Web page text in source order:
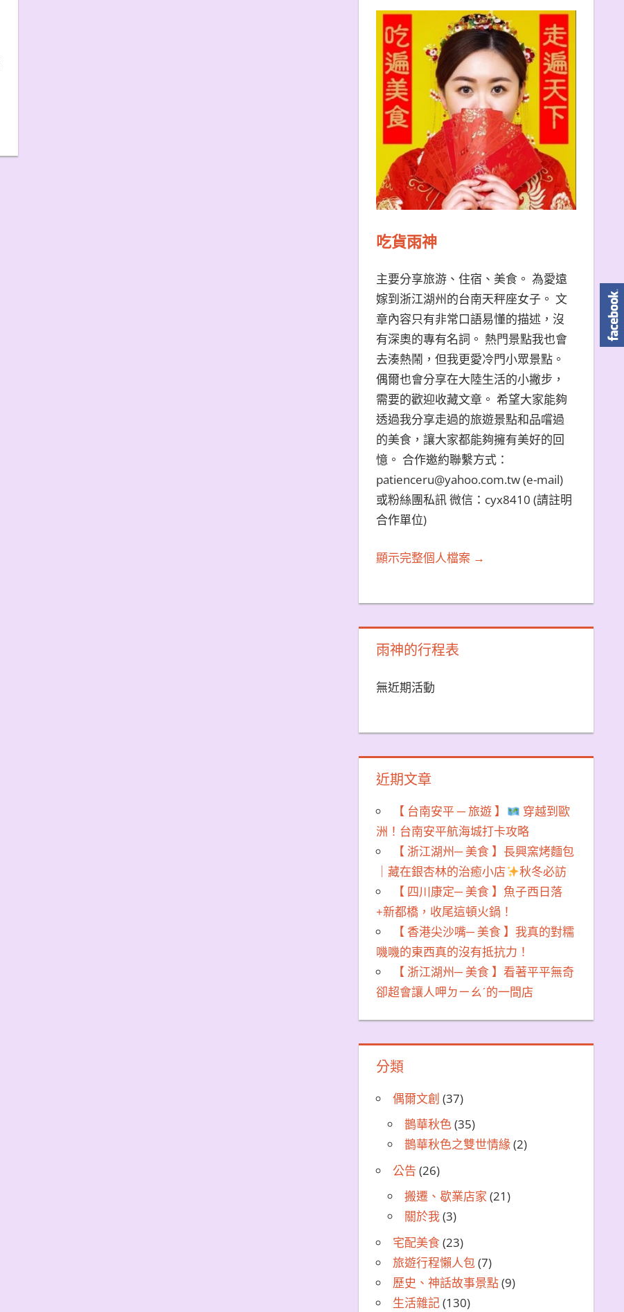
吃貨雨神
主要分享旅游、住宿、美食。 為愛遠
嫁到浙江湖州的台南天秤座女子。 文
章內容只有非常口語易懂的描述，沒
有深奧的專有名詞。 熱門景點我也會
去湊熱鬧，但我更愛冷門小眾景點。
偶爾也會分享在大陸生活的小撇步，
需要的歡迎收藏文章。 希望大家能夠
透過我分享走過的旅遊景點和品嚐過
的美食，讓大家都能夠擁有美好的回
憶。 合作邀約聯繫方式：
patienceru@yahoo.com.tw (e-mail)
或粉絲團私訊 微信：cyx8410 (請註明
合作單位)
顯示完整個人檔案 →
雨神的行程表
無近期活動
近期文章
【 台南安平 ─ 旅遊 】
穿越到歐
洲！台南安平航海城打卡攻略
【 浙江湖州─ 美食 】長興窯烤麵包
｜藏在銀杏林的治癒小店
秋冬必訪
【 四川康定─ 美食 】魚子西日落
+新都橋，收尾這頓火鍋！
【 香港尖沙嘴─ 美食 】我真的對糯
嘰嘰的東西真的沒有抵抗力！
【 浙江湖州─ 美食 】看著平平無奇
卻超會讓人呷ㄉㄧㄠˊ的一間店
分類
偶爾文創 (37)
鵲華秋色(35)
鵲華秋色之雙世情緣(2)
公告 (26)
搬遷、歇業店家 (21)
關於我(3)
宅配美食(23)
旅遊行程懶人包(7)
歷史、神話故事景點(9)
生活雜記(130)